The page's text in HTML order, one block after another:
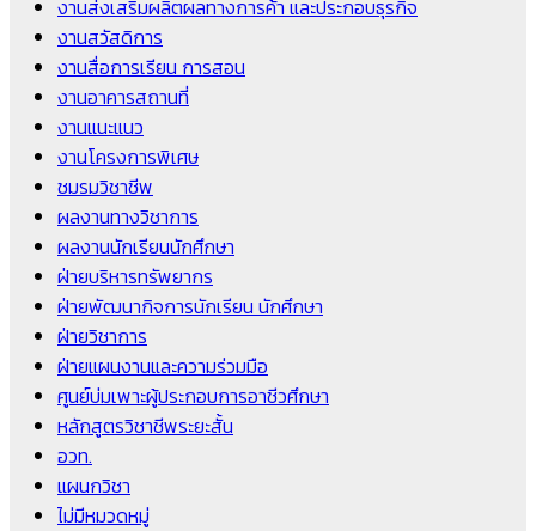
งานส่งเสริมผลิตผลทางการค้า และประกอบธุรกิจ
งานสวัสดิการ
งานสื่อการเรียน การสอน
งานอาคารสถานที่
งานแนะแนว
งานโครงการพิเศษ
ชมรมวิชาชีพ
ผลงานทางวิชาการ
ผลงานนักเรียนนักศึกษา
ฝ่ายบริหารทรัพยากร
ฝ่ายพัฒนากิจการนักเรียน นักศึกษา
ฝ่ายวิชาการ
ฝ่ายแผนงานและความร่วมมือ
ศูนย์บ่มเพาะผู้ประกอบการอาชีวศึกษา
หลักสูตรวิชาชีพระยะสั้น
อวท.
แผนกวิชา
ไม่มีหมวดหมู่